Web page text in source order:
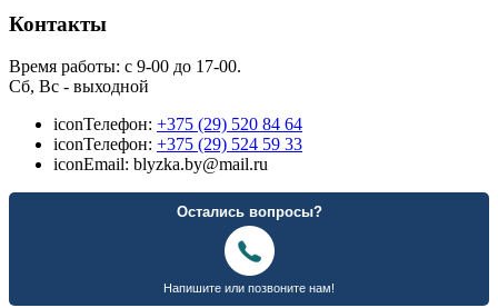
Контакты
Время работы: с 9-00 до 17-00.
Сб, Вс - выходной
iconТелефон: +375 (29) 520 84 64
iconТелефон: +375 (29) 524 59 33
iconEmail: blyzka.by@mail.ru